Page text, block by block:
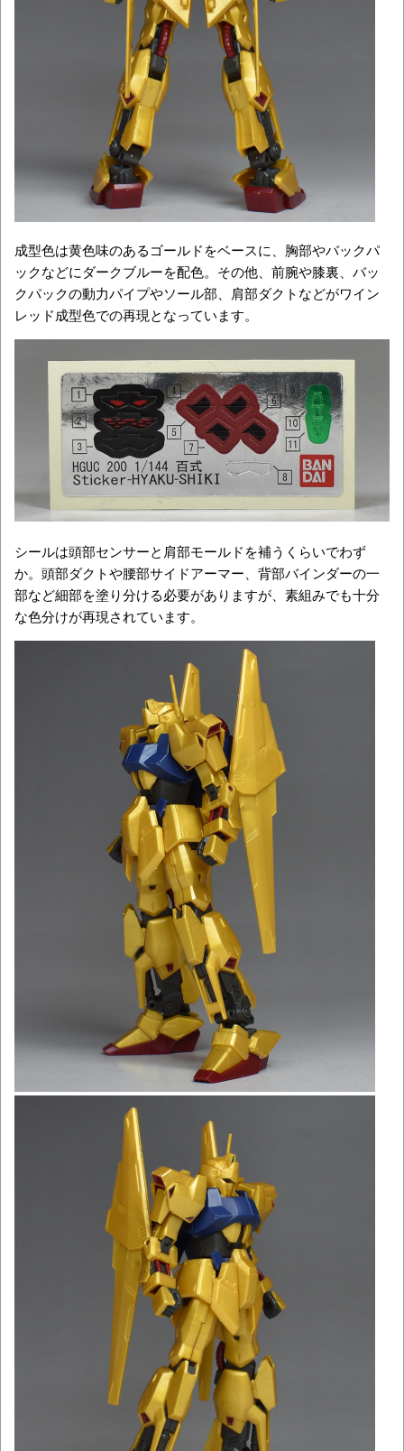
成型色は黄色味のあるゴールドをベースに、胸部やバックパ
ックなどにダークブルーを配色。その他、前腕や膝裏、バッ
クパックの動力パイプやソール部、肩部ダクトなどがワイン
レッド成型色での再現となっています。
シールは頭部センサーと肩部モールドを補うくらいでわず
か。頭部ダクトや腰部サイドアーマー、背部バインダーの一
部など細部を塗り分ける必要がありますが、素組みでも十分
な色分けが再現されています。